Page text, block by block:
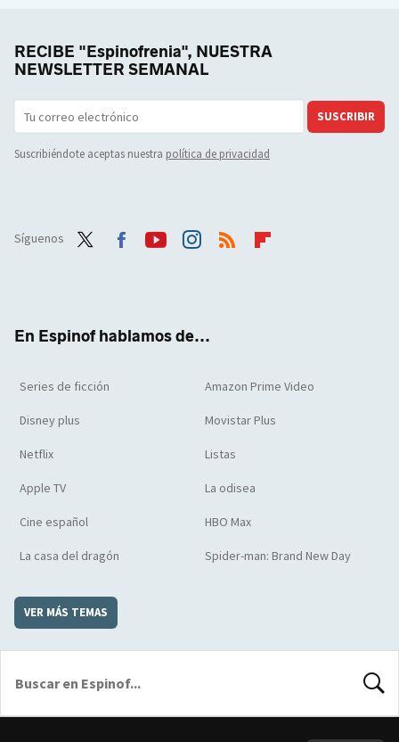
RECIBE "Espinofrenia", NUESTRA
NEWSLETTER SEMANAL
SUSCRIBIR
Suscribiéndote aceptas nuestra política de privacidad
Síguenos
En Espinof hablamos de...
Series de ficción Amazon Prime Video
Disney plus Movistar Plus
Netflix Listas
Apple TV La odisea
Cine español HBO Max
La casa del dragón Spider-man: Brand New Day
VER MÁS TEMAS